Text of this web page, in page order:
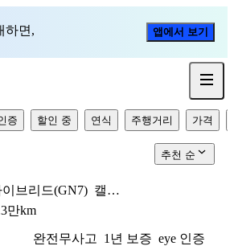
고차 매물
하면,
앱에서 보기
증 할인 중 연식 주행거리 가격
추천 순
브리드(GN7) 캘리그래피
만km
완전무사고 1년 보증 eye 인증